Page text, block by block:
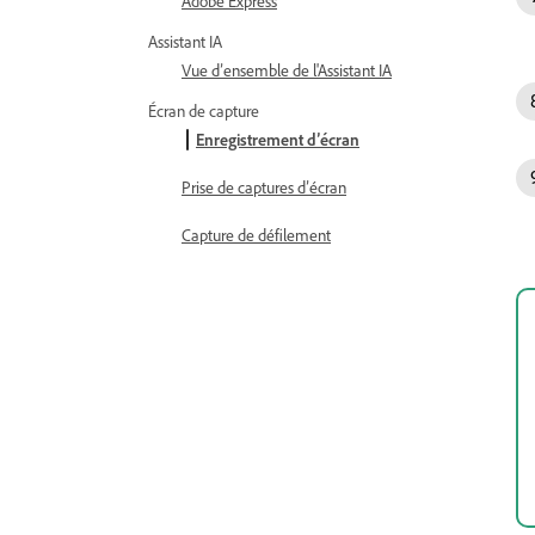
Assistant IA
Vue d’ensemble de l'Assistant IA
Écran de capture
Enregistrement d’écran
Prise de captures d’écran
Capture de défilement